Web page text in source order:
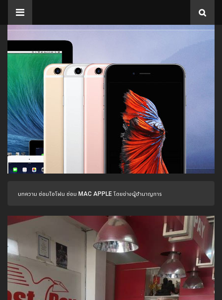
บทความ ซ่อมไอโฟน ซ่อม MAC APPLE โดยช่างผู้ชำนาญการ